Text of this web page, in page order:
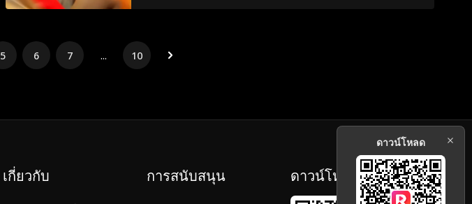
5 6 7 ... 10
เกี่ยวกับ การสนับสนุน ดาวน์โหลด
ดาวน์โหลด